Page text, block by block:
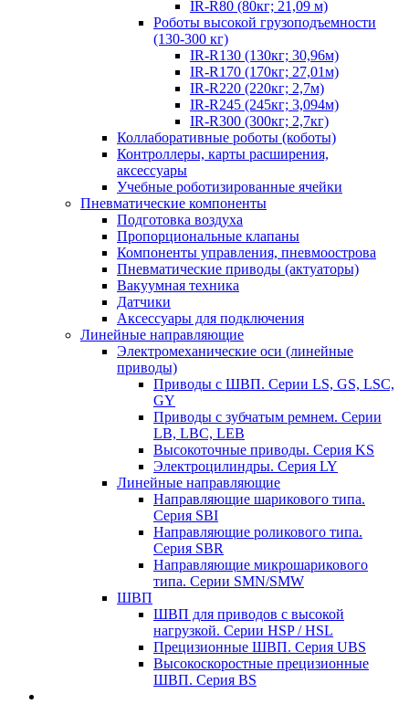
IR-R80 (80кг; 21,09 м)
Роботы высокой грузоподъемности
(130-300 кг)
IR-R130 (130кг; 30,96м)
IR-R170 (170кг; 27,01м)
IR-R220 (220кг; 2,7м)
IR-R245 (245кг; 3,094м)
IR-R300 (300кг; 2,7кг)
Коллаборативные роботы (коботы)
Контроллеры, карты расширения,
аксессуары
Учебные роботизированные ячейки
Пневматические компоненты
Подготовка воздуха
Пропорциональные клапаны
Компоненты управления, пневмоострова
Пневматические приводы (актуаторы)
Вакуумная техника
Датчики
Аксессуары для подключения
Линейные направляющие
Электромеханические оси (линейные
приводы)
Приводы с ШВП. Серии LS, GS, LSC,
GY
Приводы с зубчатым ремнем. Серии
LB, LBC, LEB
Высокоточные приводы. Серия KS
Электроцилиндры. Серия LY
Линейные направляющие
Направляющие шарикового типа.
Серия SBI
Направляющие роликового типа.
Серия SBR
Направляющие микрошарикового
типа. Серии SMN/SMW
ШВП
ШВП для приводов с высокой
нагрузкой. Серии HSP / HSL
Прецизионные ШВП. Серия UBS
Высокоскоростные прецизионные
ШВП. Серия BS